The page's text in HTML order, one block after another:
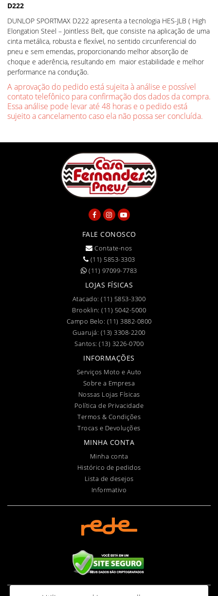
D222
DUNLOP SPORTMAX D222 apresenta a tecnologia HES-JLB ( High
Elongation Steel – Jointless Belt, que consiste na aplicação de uma
cinta metálica, robusta e flexível, no sentido circunferencial do
pneu e sem emendas, proporcionando melhor absorção de
choque e aderência, resultando em maior estabilidade e melhor
performance na condução.
A aprovação do pedido está sujeita à análise e possível
contato telefônico para confirmação dos dados da compra.
Essa análise pode levar até 48 horas e o pedido está
sujeito a cancelamento caso ela não possa ser concluída.
FALE CONOSCO
Contate-nos
(11) 5853-3303
(11) 97099-7783
LOJAS FÍSICAS
Atacado:(11) 5853-3300
Brooklin: (11) 5042-5000
Campo Belo: (11) 3882-0800
Guarujá: (13) 3308-2200
Santos: (13) 3226-0700
INFORMAÇÕES
Serviços Moto e Auto
Sobre a Empresa
Nossas Lojas Físicas
Política de Privacidade
Termos & Condições
Trocas e Devoluções
MINHA CONTA
Minha conta
Histórico de pedidos
Lista de desejos
Informativo